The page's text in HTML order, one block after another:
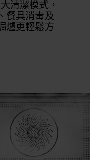
清潔模式，
餐具消毒及
爐更輕鬆方